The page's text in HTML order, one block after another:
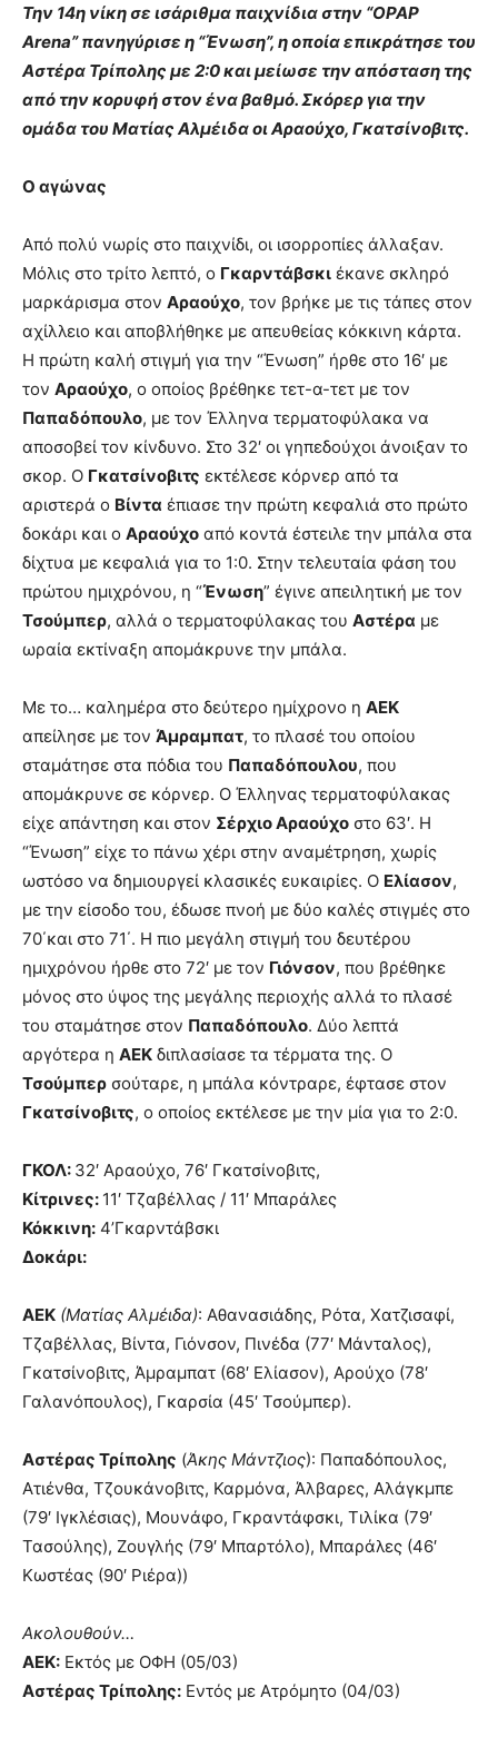
Την 14η νίκη σε ισάριθμα παιχνίδια στην “OPAP
Arena” πανηγύρισε η “Ένωση”, η οποία επικράτησε του
Αστέρα Τρίπολης με 2:0 και μείωσε την απόσταση της
από την κορυφή στον ένα βαθμό. Σκόρερ για την
ομάδα του Ματίας Αλμέιδα οι Αραούχο, Γκατσίνοβιτς.
Ο αγώνας
Από πολύ νωρίς στο παιχνίδι, οι ισορροπίες άλλαξαν.
Μόλις στο τρίτο λεπτό, ο Γκαρντάβσκι έκανε σκληρό
μαρκάρισμα στον Αραούχο, τον βρήκε με τις τάπες στον
αχίλλειο και αποβλήθηκε με απευθείας κόκκινη κάρτα.
Η πρώτη καλή στιγμή για την “Ένωση” ήρθε στο 16′ με
τον Αραούχο, ο οποίος βρέθηκε τετ-α-τετ με τον
Παπαδόπουλο, με τον Έλληνα τερματοφύλακα να
αποσοβεί τον κίνδυνο. Στο 32′ οι γηπεδούχοι άνοιξαν το
σκορ. Ο Γκατσίνοβιτς εκτέλεσε κόρνερ από τα
αριστερά ο Βίντα έπιασε την πρώτη κεφαλιά στο πρώτο
δοκάρι και ο Αραούχο από κοντά έστειλε την μπάλα στα
δίχτυα με κεφαλιά για το 1:0. Στην τελευταία φάση του
πρώτου ημιχρόνου, η “Ένωση” έγινε απειλητική με τον
Τσούμπερ, αλλά ο τερματοφύλακας του Αστέρα με
ωραία εκτίναξη απομάκρυνε την μπάλα.
Με το… καλημέρα στο δεύτερο ημίχρονο η ΑΕΚ
απείλησε με τον Άμραμπατ, το πλασέ του οποίου
σταμάτησε στα πόδια του Παπαδόπουλου, που
απομάκρυνε σε κόρνερ. Ο Έλληνας τερματοφύλακας
είχε απάντηση και στον Σέρχιο Αραούχο στο 63′. Η
“Ένωση” είχε το πάνω χέρι στην αναμέτρηση, χωρίς
ωστόσο να δημιουργεί κλασικές ευκαιρίες. Ο Ελίασον,
με την είσοδο του, έδωσε πνοή με δύο καλές στιγμές στο
70΄και στο 71΄. Η πιο μεγάλη στιγμή του δευτέρου
ημιχρόνου ήρθε στο 72′ με τον Γιόνσον, που βρέθηκε
μόνος στο ύψος της μεγάλης περιοχής αλλά το πλασέ
του σταμάτησε στον Παπαδόπουλο. Δύο λεπτά
αργότερα η ΑΕΚ διπλασίασε τα τέρματα της. Ο
Τσούμπερ σούταρε, η μπάλα κόντραρε, έφτασε στον
Γκατσίνοβιτς, ο οποίος εκτέλεσε με την μία για το 2:0.
ΓΚΟΛ: 32′ Αραούχο, 76′ Γκατσίνοβιτς,
Κίτρινες: 11′ Τζαβέλλας / 11′ Μπαράλες
Κόκκινη: 4’Γκαρντάβσκι
Δοκάρι:
ΑΕΚ (Ματίας Αλμέιδα): Αθανασιάδης, Ρότα, Χατζισαφί,
Τζαβέλλας, Βίντα, Γιόνσον, Πινέδα (77′ Μάνταλος),
Γκατσίνοβιτς, Άμραμπατ (68′ Ελίασον), Αρούχο (78′
Γαλανόπουλος), Γκαρσία (45′ Τσούμπερ).
Αστέρας Τρίπολης (Άκης Μάντζιος): Παπαδόπουλος,
Ατιένθα, Τζουκάνοβιτς, Καρμόνα, Άλβαρες, Αλάγκμπε
(79′ Ιγκλέσιας), Μουνάφο, Γκραντάφσκι, Τιλίκα (79′
Τασούλης), Ζουγλής (79′ Μπαρτόλο), Μπαράλες (46′
Κωστέας (90′ Ριέρα))
Ακολουθούν…
ΑΕΚ: Εκτός με ΟΦΗ (05/03)
Αστέρας Τρίπολης: Εντός με Ατρόμητο (04/03)